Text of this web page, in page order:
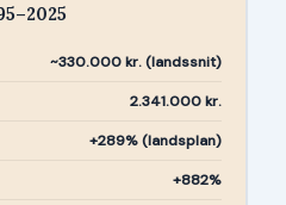
~330.000 kr. (landssnit)
2.341.000 kr.
+289% (landsplan)
+882%